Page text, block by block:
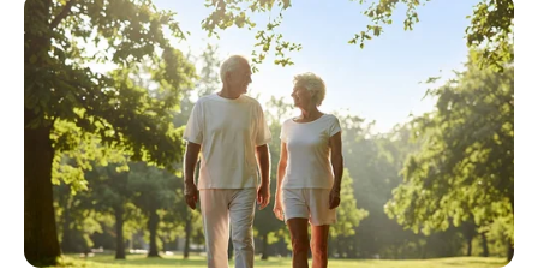
Busting Movie Myths! Common Clichés That Don't
Reflect Reality
BRAINBERRIES